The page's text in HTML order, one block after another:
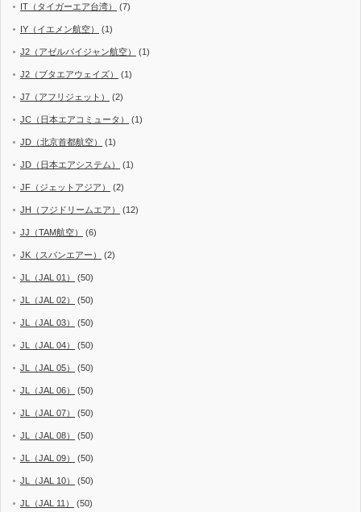
IT（タイガーエア台湾） (7)
IY（イエメン航空） (1)
J2（アゼルバイジャン航空） (1)
J2（ブタエアウェイズ） (1)
J7（アフリジェット） (2)
JC（日本エアコミュータ） (1)
JD（北京首都航空） (1)
JD（日本エアシステム） (1)
JF（ジェットアジア） (2)
JH（フジドリームエア） (12)
JJ（TAM航空） (6)
JK（スパンエアー） (2)
JL（JAL 01） (50)
JL（JAL 02） (50)
JL（JAL 03） (50)
JL（JAL 04） (50)
JL（JAL 05） (50)
JL（JAL 06） (50)
JL（JAL 07） (50)
JL（JAL 08） (50)
JL（JAL 09） (50)
JL（JAL 10） (50)
JL（JAL 11） (50)